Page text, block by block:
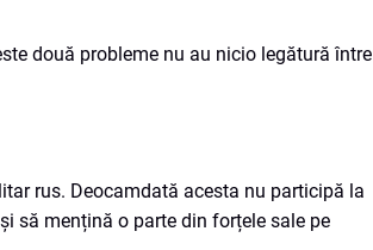
două probleme nu au nicio legătură între
rus. Deocamdată acesta nu participă la
să mențină o parte din forțele sale pe